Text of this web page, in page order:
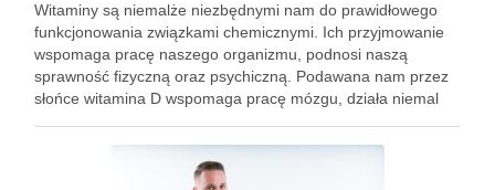
Witaminy są niemalże niezbędnymi nam do prawidłowego
funkcjonowania związkami chemicznymi. Ich przyjmowanie
wspomaga pracę naszego organizmu, podnosi naszą
sprawność fizyczną oraz psychiczną. Podawana nam przez
słońce witamina D wspomaga pracę mózgu, działa niemal
nasze funkcje poznawcze oraz koncentrację, a witamina C